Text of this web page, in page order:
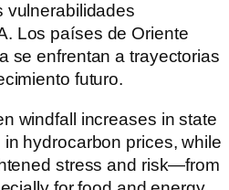
vulnerabilidades
Los países de Oriente
se enfrentan a trayectorias
futuro.
windfall increases in state
hydrocarbon prices, while
stress and risk—from